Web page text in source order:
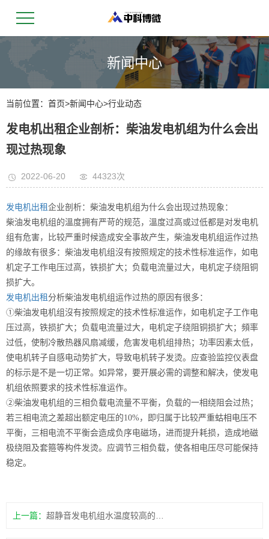
新闻中心
当前位置： 首页>新闻中心>行业动态
发电机出租企业剖析：柴油发电机组为什么会出
现过热现象
2022-06-20 44323次
发电机出租 企业剖析：柴油发电机组为什么会出现过热现象：
柴油发电机组的溫度拥有严苛的规范，溫度过高或过低都是对发电机
组有危害，比较严重时候造成安全事故产生，柴油发电机组运作过热
的缘故有很多：柴油发电机组沒有按照规定的技术性标准运作，如电
机定子工作电压过高，铁损扩大；负载电流量过大，电机定子绕阻铜
损扩大。
发电机出租 分析柴油发电机组运作过热的原因有很多：
①柴油发电机组沒有按照规定的技术性标准运作，如电机定子工作电
压过高，铁损扩大；负载电流量过大，电机定子绕阻铜损扩大；頻率
过低，使制冷散热器风扇减缓，危害发电机组排热；功率因素太低，
使电机转子自感电动势扩大，导致电机转子发烫。应查验监控仪表盘
的标示是不是一切正常。如异常，要开展必需的调整和解决，使发电
机组依照要求的技术性标准运作。
②柴油发电机组的三相负载电流量不平衡，负载的一相绕阻会过热；
若三相电流之差超出额定电压的10%，即归属于比较严重蛄相电压不
平衡，三相电流不平衡会造成负序电磁场，进而提升耗损，造成地磁
极绕阻及套箍等构件发烫。应调节三相负载，使各相电压尽可能保持
稳定。
上一篇：